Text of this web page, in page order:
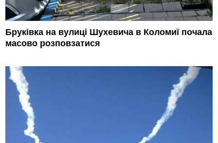
Бруківка на вулиці Шухевича в Коломиї почала
масово розповзатися